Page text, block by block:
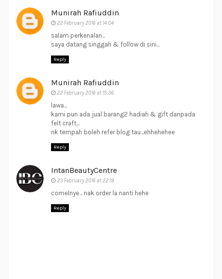
Munirah Rafiuddin
22 February 2016 at 14:04
salam perkenalan...
saya datang singgah & follow di sini...
Reply
Munirah Rafiuddin
22 February 2016 at 15:36
lawa...
kami pun ada jual barang2 hadiah & gift daripada
felt craft...
nk tempah boleh refer blog tau...ehhehehee
Reply
IntanBeautyCentre
23 February 2016 at 22:19
comelnye... nak order la nanti hehe
Reply